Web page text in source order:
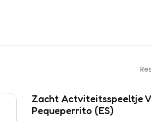
Zacht Actviteitsspeeltje
Pequeperrito (ES)